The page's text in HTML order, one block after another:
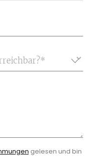
gelesen und bin